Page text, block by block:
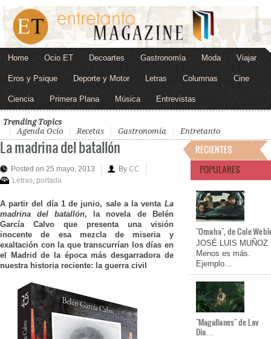
Home Ocio ET Decoartes Gastronomía Moda Viajar
Eros y Psique Deporte y Motor Letras Columnas Cine
Ciencia Primera Plana Música Entrevistas
Trending Topics
Agenda Ocio
Recetas Gastronomía Entretanto
La madrina del batallón
Posted on 25 mayo, 2013 By CC
Letras portada
A partir del día 1 de junio, sale a la venta La
madrina del batallón, la novela de Belén
García Calvo que presenta una visión
inocente de esa mezcla de miseria y
exaltación con la que transcurrían los días en
el Madrid de la época más desgarradora de
nuestra historia reciente: la guerra civil
RECIENTES
POPULARES
"Omaha", de Cole
JOSÉ LUIS MUÑOZ
Menos es más.
Ejemplo…
"Magallanes" de Lav
Dia…